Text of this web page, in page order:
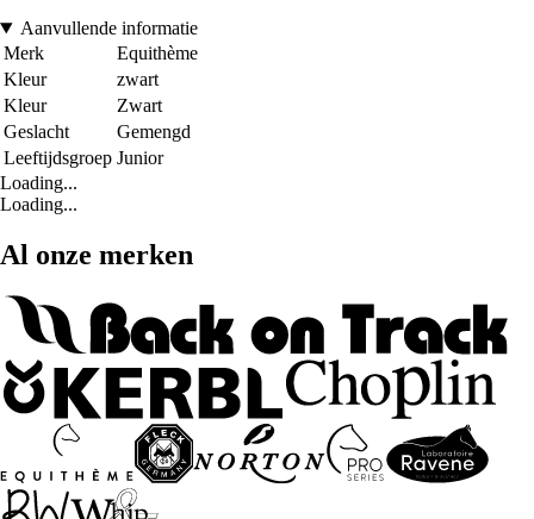
Aanvullende informatie
Merk
Equithème
Kleur
zwart
Kleur
Zwart
Geslacht
Gemengd
Leeftijdsgroep Junior
Loading...
Loading...
Al onze merken